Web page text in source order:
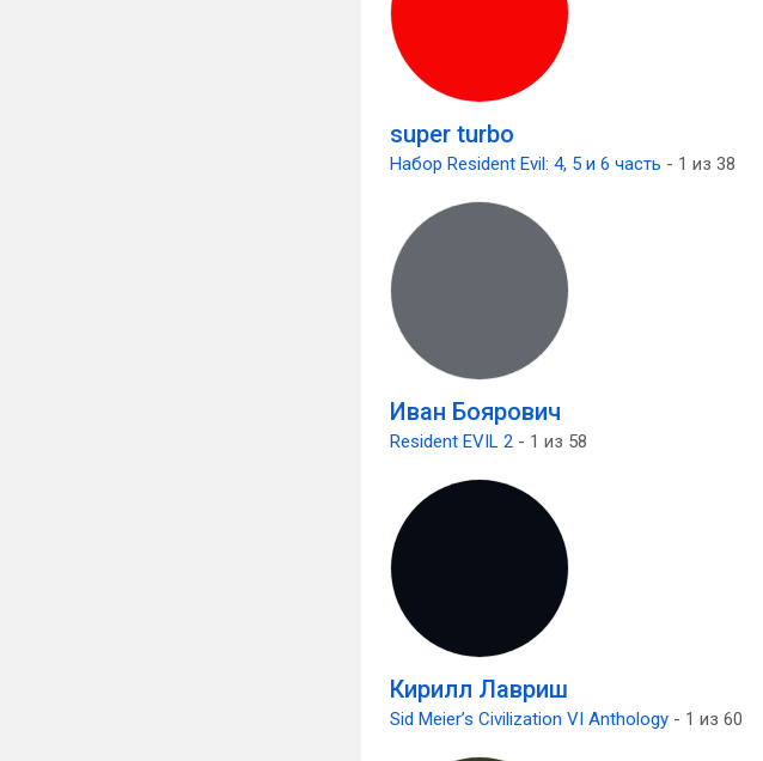
super turbo
Набор Resident Evil: 4, 5 и 6 часть - 1 из 38
Иван Боярович
Resident EVIL 2 - 1 из 58
Кирилл Лавриш
Sid Meier’s Civilization VI Anthology - 1 из 60